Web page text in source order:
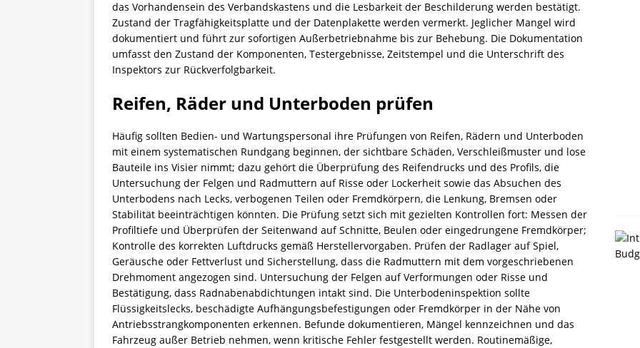
das Vorhandensein des Verbandskastens und die Lesbarkeit der Beschilderung werden bestätigt.
Zustand der Tragfähigkeitsplatte und der Datenplakette werden vermerkt. Jeglicher Mangel wird
dokumentiert und führt zur sofortigen Außerbetriebnahme bis zur Behebung. Die Dokumentation
umfasst den Zustand der Komponenten, Testergebnisse, Zeitstempel und die Unterschrift des
Inspektors zur Rückverfolgbarkeit.
Reifen, Räder und Unterboden prüfen
Häufig sollten Bedien- und Wartungspersonal ihre Prüfungen von Reifen, Rädern und Unterboden
mit einem systematischen Rundgang beginnen, der sichtbare Schäden, Verschleißmuster und lose
Bauteile ins Visier nimmt; dazu gehört die Überprüfung des Reifendrucks und des Profils, die
Untersuchung der Felgen und Radmuttern auf Risse oder Lockerheit sowie das Absuchen des
Unterbodens nach Lecks, verbogenen Teilen oder Fremdkörpern, die Lenkung, Bremsen oder
Stabilität beeinträchtigen könnten. Die Prüfung setzt sich mit gezielten Kontrollen fort: Messen der
Profiltiefe und Überprüfen der Seitenwand auf Schnitte, Beulen oder eingedrungene Fremdkörper;
Kontrolle des korrekten Luftdrucks gemäß Herstellervorgaben. Prüfen der Radlager auf Spiel,
Geräusche oder Fettverlust und Sicherstellung, dass die Radmuttern mit dem vorgeschriebenen
Drehmoment angezogen sind. Untersuchung der Felgen auf Verformungen oder Risse und
Bestätigung, dass Radnabenabdichtungen intakt sind. Die Unterbodeninspektion sollte
Flüssigkeitslecks, beschädigte Aufhängungsbefestigungen oder Fremdkörper in der Nähe von
Antriebsstrangkomponenten erkennen. Befunde dokumentieren, Mängel kennzeichnen und das
Fahrzeug außer Betrieb nehmen, wenn kritische Fehler festgestellt werden. Routinemäßige,